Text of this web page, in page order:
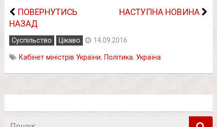
ПОВЕРНУТИСЬ
НАЗАД
НАСТУПНА НОВИНА
Суспільство Цікаво 14.09.2016
Кабінет міністрів України, Політика, Україна